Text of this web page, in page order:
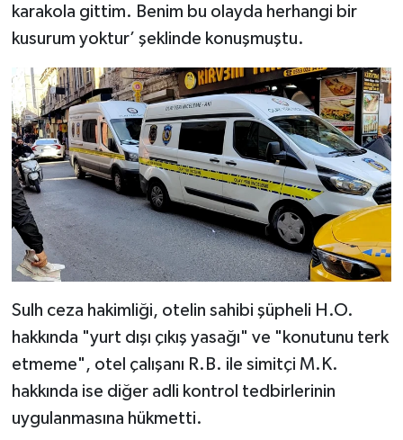
karakola gittim. Benim bu olayda herhangi bir
kusurum yoktur’ şeklinde konuşmuştu.
Sulh ceza hakimliği, otelin sahibi şüpheli H.O.
hakkında "yurt dışı çıkış yasağı" ve "konutunu terk
etmeme", otel çalışanı R.B. ile simitçi M.K.
hakkında ise diğer adli kontrol tedbirlerinin
uygulanmasına hükmetti.